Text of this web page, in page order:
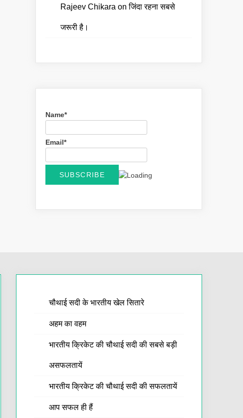
Rajeev Chikara onजिंदा रहना सबसे
जरूरी है।
Name*
Email*
चौथाई सदी के भारतीय खेल सितारे
अहम का वहम
भारतीय क्रिकेट की चौथाई सदी की सबसे बड़ी
असफलतायें
भारतीय क्रिकेट की चौथाई सदी की सफलतायें
आप सफल ही हैं